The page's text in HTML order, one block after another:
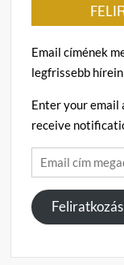
Email címének
legfrissebb
Enter your email
receive
Email
cím
megadása
Feliratkozás